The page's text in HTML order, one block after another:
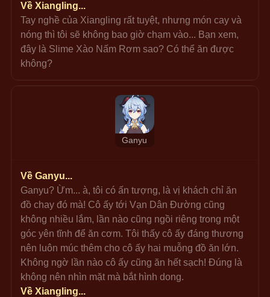
Về Xiangling...
Tay nghề của Xiangling rất tuyệt, nhưng món cay và
nóng thì tôi sẽ không bao giờ chạm vào... Bạn xem,
đây là Slime Xào Nấm Rơm sao? Có thể ăn được
không?
Ganyu
Về Ganyu...
Ganyu? Ừm... à, tôi có ấn tượng, là vị khách chỉ ăn
đồ chay đó mà! Cô ấy tới Vạn Dân Đường cũng
không nhiều lắm, lần nào cũng ngồi riêng trong một
góc yên tĩnh để ăn cơm. Tôi thấy cô ấy đáng thương
nên luôn múc thêm cho cô ấy hai muỗng đồ ăn lớn.
Không ngờ lần nào cô ấy cũng ăn hết sạch! Đúng là
không nên nhìn mặt mà bắt hình dong.
Về Xiangling...